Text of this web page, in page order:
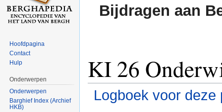
Bijdragen aan
KI 26
Logboek voor deze
Hoofdpagina
Contact
Hulp
Onderwerpen
Onderwerpen
Barghief Index (Archief
HKB)